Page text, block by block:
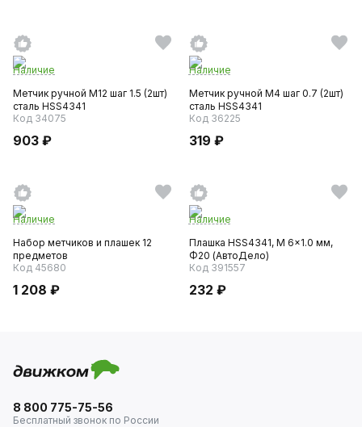
Наличие
Метчик ручной M12 шаг 1.5 (2шт)
сталь HSS4341
Код 34075
903 ₽
Наличие
Метчик ручной M4 шаг 0.7 (2шт)
сталь HSS4341
Код 36225
319 ₽
Наличие
Набор метчиков и плашек 12
предметов
Код 45680
1 208 ₽
Наличие
Плашка HSS4341, M 6x1.0 мм,
Ф20 (АвтоДело)
Код 391557
232 ₽
8 800 775-75-56
Бесплатный звонок по России